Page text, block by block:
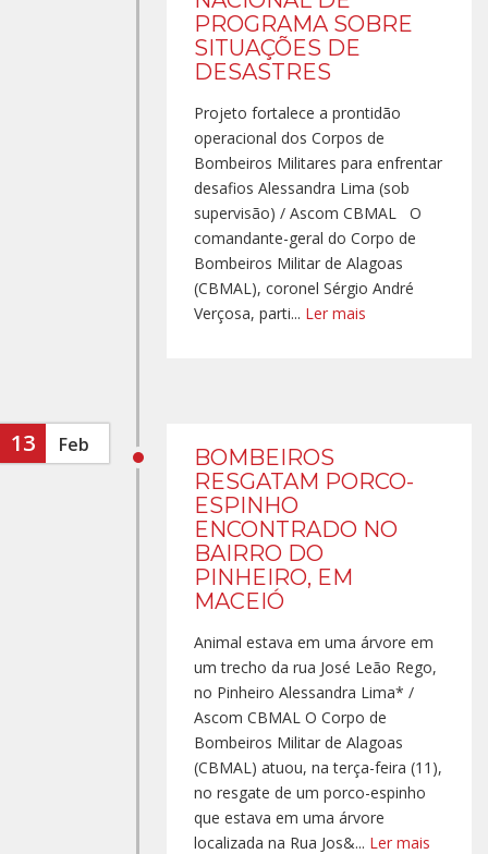
PROGRAMA SOBRE
SITUAÇÕES DE
DESASTRES
Projeto fortalece a prontidão
operacional dos Corpos de
Bombeiros Militares para enfrentar
desafios Alessandra Lima (sob
supervisão) / Ascom CBMAL O
comandante-geral do Corpo de
Bombeiros Militar de Alagoas
(CBMAL), coronel Sérgio André
Verçosa, parti... Ler mais
13 Feb
BOMBEIROS
RESGATAM PORCO-
ESPINHO
ENCONTRADO NO
BAIRRO DO
PINHEIRO, EM
MACEIÓ
Animal estava em uma árvore em
um trecho da rua José Leão Rego,
no Pinheiro Alessandra Lima* /
Ascom CBMAL O Corpo de
Bombeiros Militar de Alagoas
(CBMAL) atuou, na terça-feira (11),
no resgate de um porco-espinho
que estava em uma árvore
localizada na Rua Jos&... Ler mais